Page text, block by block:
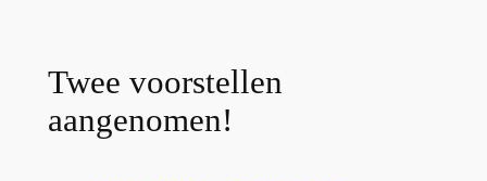
Twee voorstellen
aangenomen!